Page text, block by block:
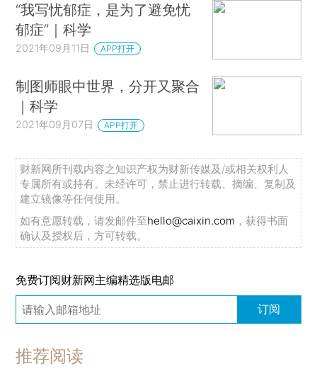
“我写忧郁症，是为了避免忧
郁症”｜科学
2021年09月11日 APP打开
制图师眼中世界，分开又聚合
｜科学
2021年09月07日 APP打开
财新网所刊载内容之知识产权为财新传媒及/或相关权利人
专属所有或持有。未经许可，禁止进行转载、摘编、复制及
建立镜像等任何使用。
如有意愿转载，请发邮件至hello@caixin.com ，获得书面
确认及授权后，方可转载。
免费订阅财新网主编精选版电邮
订阅
推荐阅读